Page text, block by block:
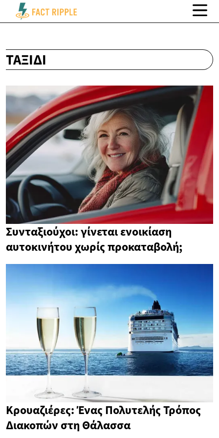
ΤΑΞΊΔΙ
Συνταξιούχοι: γίνεται ενοικίαση
αυτοκινήτου χωρίς προκαταβολή;
Κρουαζιέρες: Ένας Πολυτελής Τρόπος
Διακοπών στη Θάλασσα